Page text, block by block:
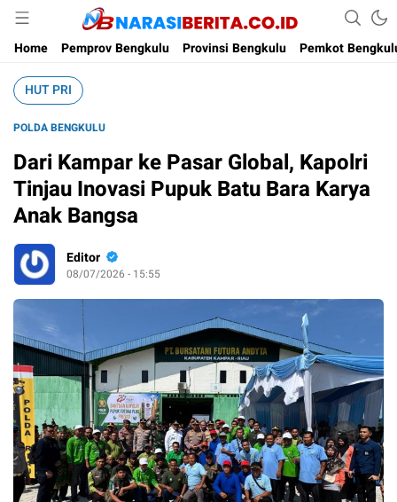
Narasi Berita
Home
Pemprov Bengkulu Provinsi Bengkulu Pemkot
HUT PRI
POLDA BENGKULU
Dari Kampar ke Pasar Global, Kapolri
Tinjau Inovasi Pupuk Batu Bara Karya
Anak Bangsa
Editor
08/07/2026 - 15:55